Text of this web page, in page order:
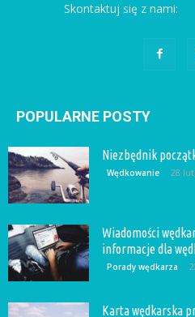
Skontaktuj się z nami:
POPULARNE POSTY
Niezbędnik
Wędkowanie 28
Wiadomości
informacje dla
Porady wędkarza
Karta wędkarska